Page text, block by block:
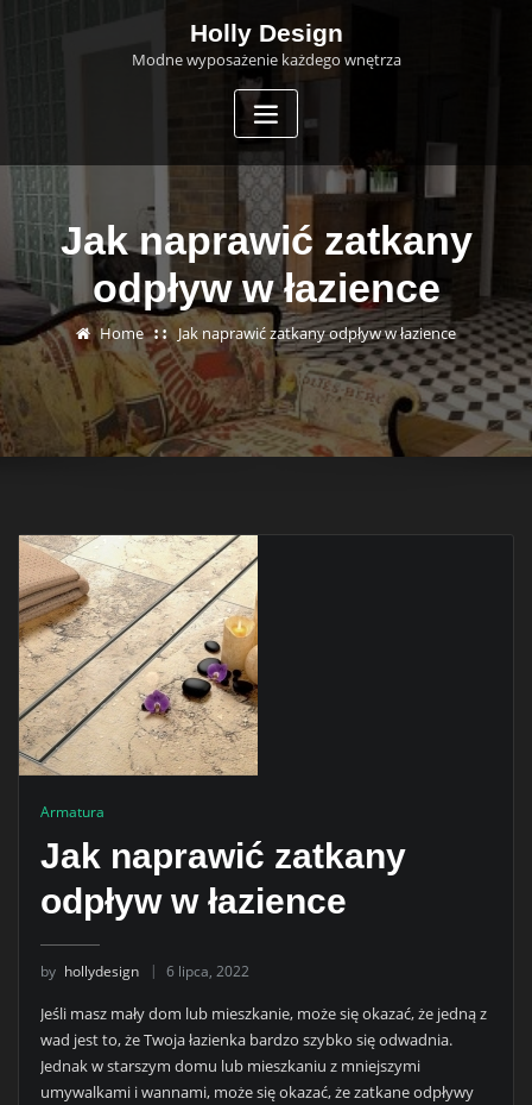
Holly Design
Modne wyposażenie każdego wnętrza
Jak naprawić zatkany
odpływ w łazience
Home Jak naprawić zatkany odpływ w łazience
Armatura
Jak naprawić zatkany
odpływ w łazience
by hollydesign 6 lipca, 2022
Jeśli masz mały dom lub mieszkanie, może się okazać, że jedną z
wad jest to, że Twoja łazienka bardzo szybko się odwadnia.
Jednak w starszym domu lub mieszkaniu z mniejszymi
umywalkami i wannami, może się okazać, że zatkane odpływy